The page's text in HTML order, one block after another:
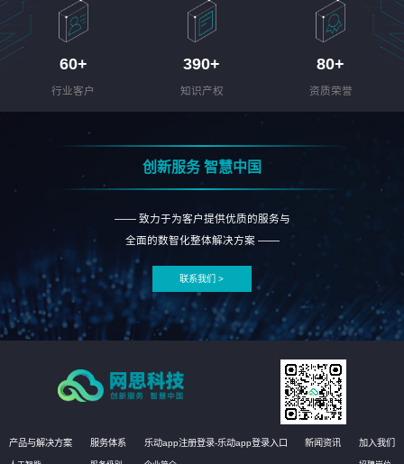
60+
行业客户
390+
知识产权
80+
资质荣誉
创新服务 智慧中国
—— 致力于为客户提供优质的服务与
全面的数智化整体解决方案 ——
联系我们 >
产品与解决方案 服务体系 乐动app注册登录-乐动app登录入口 新闻资讯 加入我们